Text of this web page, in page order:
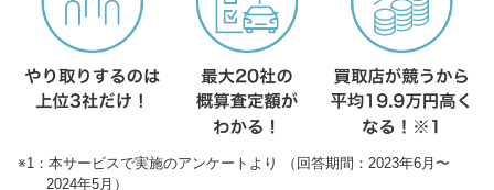
※1：本サービスで実施のアンケートより （回答期間：2023年6月〜
2024年5月）